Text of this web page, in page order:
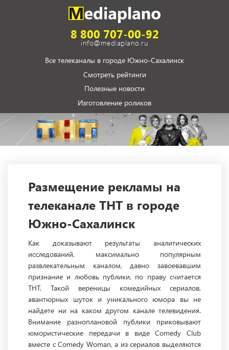
8 800 707-00-92
info@mediaplano.ru
Все телеканалы в городе Южно-Сахалинск
Смотреть рейтинги
Полезные новости
Изготовление роликов
Размещение рекламы на
телеканале ТНТ в городе
Южно-Сахалинск
Как доказывают результаты аналитических
исследований, максимально популярным
развлекательным каналом, давно завоевавшим
признание и любовь публики, по праву считается
ТНТ. Такой вереницы комедийных сериалов,
авантюрных шуток и уникального юмора вы не
найдете ни на каком другом канале телевидения.
Внимание разноплановой публики приковывают
юмористические передачи в виде Comedy Club
вместе с Comedy Woman, а из сериалов выделяются